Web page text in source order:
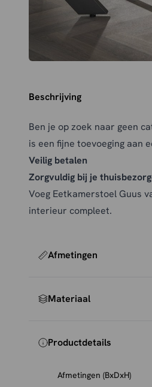
Beschrijving
Ben je op zoek naar geen
is een fijne toevoeging aan
Veilig betalen
Zorgvuldig bij je
Voeg Eetkamerstoel Guus
interieur compleet.
Afmetingen
Materiaal
Productdetails
Afmetingen (BxDxH)